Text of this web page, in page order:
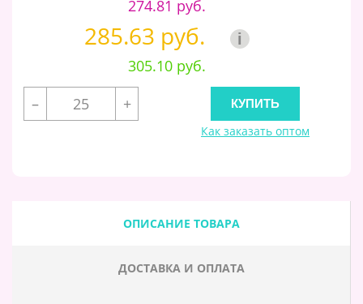
274.81 руб.
285.63 руб. i
305.10 руб.
–
+
Как заказать оптом
ОПИСАНИЕ ТОВАРА
ДОСТАВКА И ОПЛАТА